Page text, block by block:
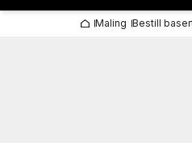
Maling Bestill